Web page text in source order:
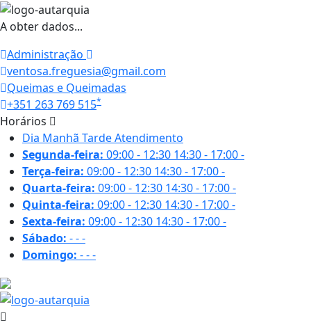
A obter dados...
Administração
ventosa.freguesia@gmail.com
Queimas e Queimadas
+351 263 769 515*
Horários
Dia Manhã TardeAtendimento
Segunda-feira: 09:00 - 12:30 14:30 - 17:00-
Terça-feira: 09:00 - 12:30 14:30 - 17:00-
Quarta-feira: 09:00 - 12:30 14:30 - 17:00-
Quinta-feira: 09:00 - 12:30 14:30 - 17:00-
Sexta-feira: 09:00 - 12:30 14:30 - 17:00-
Sábado: ---
Domingo: ---